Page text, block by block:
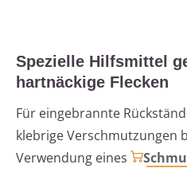
Spezielle Hilfsmittel
hartnäckige Flecken
Für eingebrannte
klebrige Verschmutzungen
Verwendung eines